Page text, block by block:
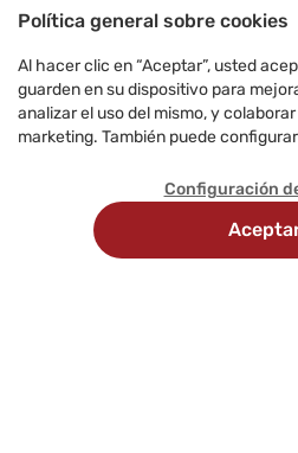
Política general sobre cookies
Al hacer clic en “Aceptar”, usted
guarden en su dispositivo para
analizar el uso del mismo, y
marketing. También puede
Configuración